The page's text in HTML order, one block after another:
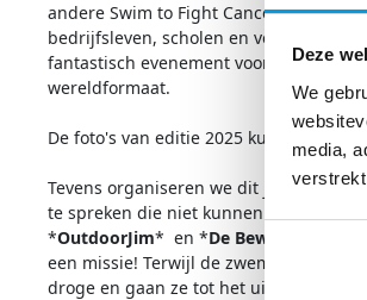
Deze
We
media,
andere Swim to Fight Cancer steden
bedrijfsleven, scholen en
fantastisch evenement voor het goede
wereldformaat.
De foto's van editie 2025 kunnen hier
Tevens organiseren we dit jaar als
te spreken die niet kunnen of willen
*OutdoorJim* en *De Beweegreden
een missie! Terwijl de zwemmers
droge en gaan ze tot het uiterste met